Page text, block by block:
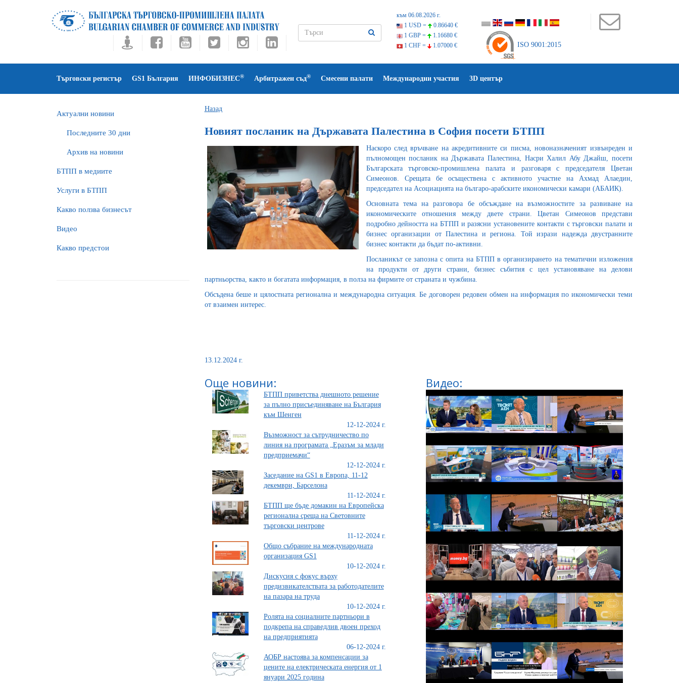
към 06.08.2026 г.
1 USD =
0.86640 €
1 GBP =
1.16680 €
1 CHF =
1.07000 € ISO 9001:2015
Търговски регистър GS1 България ИНФОБИЗНЕС® Арбитражен съд® Смесени палати Международни участия 3D център
Актуални новини
Последните 30 дни
Архив на новини
БTПП в медиите
Услуги в БТПП
Какво ползва бизнесът
Видео
Какво предстои
Назад
Новият посланик на Държавата Палестина в София посети БТПП
Наскоро след връчване на акредитивните си писма, новоназначеният извънреден и
пълномощен посланик на Държавата Палестина, Насри Халил Абу Джайш, посети
Българската търговско-промишлена палата и разговаря с председателя Цветан
Симеонов. Срещата бе осъществена с активното участие на Ахмад Алаедин,
председател на Асоциацията на българо-арабските икономически камари (АБАИК).
Основната тема на разговора бе обсъждане на възможностите за развиване на
икономическите отношения между двете страни. Цветан Симеонов представи
подробно дейността на БТПП и разясни установените контакти с търговски палати и
бизнес организации от Палестина и региона. Той изрази надежда двустранните
бизнес контакти да бъдат по-активни.
Посланикът се запозна с опита на БТПП в организирането на тематични изложения
на продукти от други страни, бизнес събития с цел установяване на делови
партньорства, както и богатата информация, в полза на фирмите от страната и чужбина.
Обсъдена беше и цялостната регионална и международна ситуация. Бе договорен редовен обмен на информация по икономически теми
от взаимен интерес.
13.12.2024 г.
Още новини:
БТПП приветства днешното решение
за пълно присъединяване на България
към Шенген
12-12-2024 г.
Възможност за сътрудничество по
линия на програмата „Еразъм за млади
предприемачи“
12-12-2024 г.
Заседание на GS1 в Европа, 11-12
декември, Барселона
11-12-2024 г.
БТПП ще бъде домакин на Европейска
регионална среща на Световните
търговски центрове
11-12-2024 г.
Общо събрание на международната
организация GS1
10-12-2024 г.
Дискусия с фокус върху
предизвикателствата за работодателите
на пазара на труда
10-12-2024 г.
Ролята на социалните партньори в
подкрепа на справедлив двоен преход
на предприятията
06-12-2024 г.
АОБР настоява за компенсации за
цените на електрическата енергия от 1
януари 2025 година
Видео: